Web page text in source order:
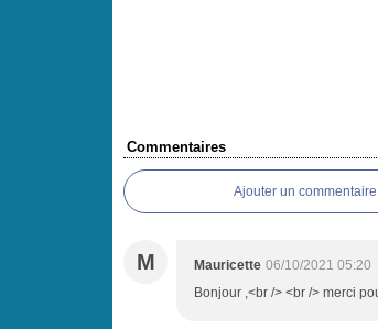
Commentaires
Ajouter un commentaire
M Mauricette 06/10/2021 05:20
Bonjour ,<br /> <br /> merci